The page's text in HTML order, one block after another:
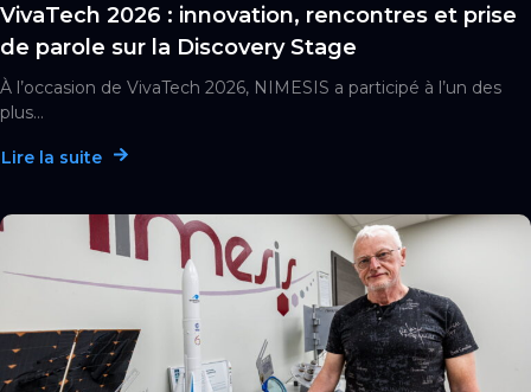
VivaTech 2026 : innovation, rencontres et prise
de parole sur la Discovery Stage
À l’occasion de VivaTech 2026, NIMESIS a participé à l’un des
plus...
Lire la suite